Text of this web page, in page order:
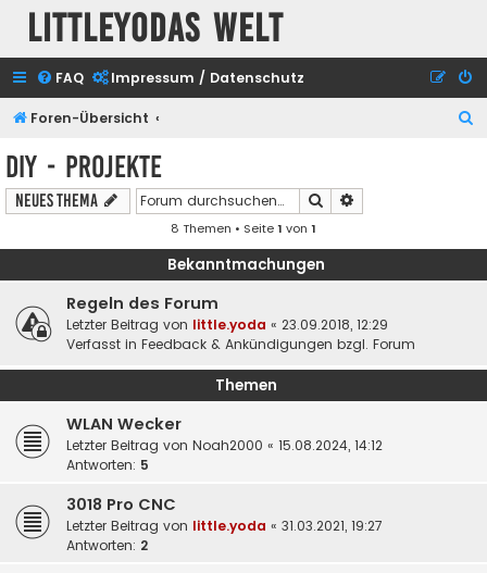
Littleyodas Welt
FAQ Impressum / Datenschutz
Foren-Übersicht
DIY - Projekte
Neues Thema Suche
8 Themen • Seite1 von 1
Bekanntmachungen
Regeln des Forum
Letzter Beitrag von little.yoda « 23.09.2018, 12:29
Verfasst in Feedback & Ankündigungen bzgl. Forum
Themen
WLAN Wecker
Letzter Beitrag von Noah2000 « 15.08.2024, 14:12
Antworten: 5
3018 Pro CNC
Letzter Beitrag von little.yoda « 31.03.2021, 19:27
Antworten: 2